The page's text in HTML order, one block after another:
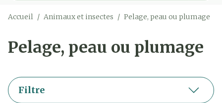
Accueil / Animaux et insectes / Pelage, peau ou plumage
Pelage, peau ou plumage
Filtre